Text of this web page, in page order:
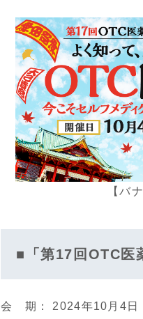
【バナー
■「第17回OTC医
会 期： 2024年10月4日